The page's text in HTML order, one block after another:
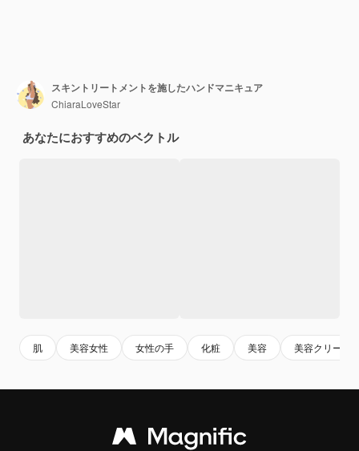
スキントリートメントを施したハンドマニキュア
ChiaraLoveStar
あなたにおすすめのベクトル
肌 美容女性 女性の手 化粧 美容 美容クリーム